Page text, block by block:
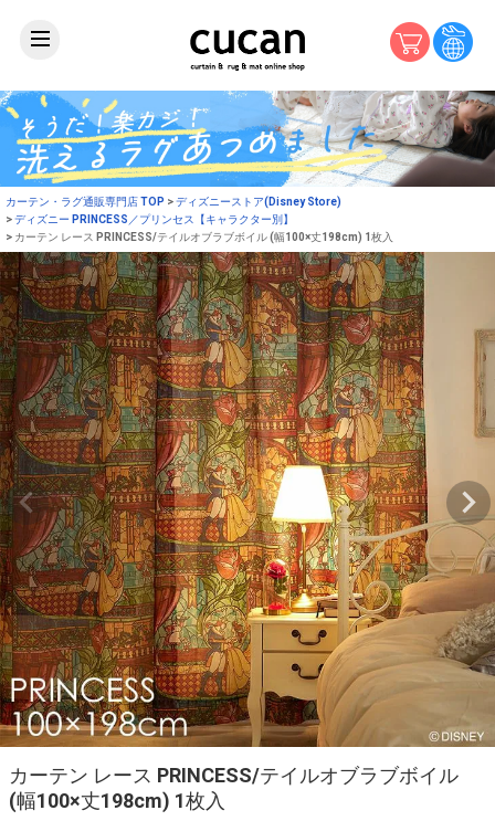
カーテン・ラグ通販専門店 TOP
ディズニーストア(Disney Store)
ディズニー PRINCESS／プリンセス【キャラクター別】
カーテン レース PRINCESS/テイルオブラブボイル (幅100×丈198cm) 1枚入
カーテン レース PRINCESS/テイルオブラブボイル
(幅100×丈198cm) 1枚入